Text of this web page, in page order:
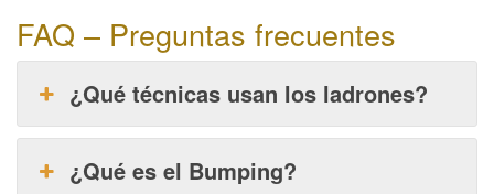
FAQ – Preguntas frecuentes
¿Qué técnicas usan los ladrones?
¿Qué es el Bumping?